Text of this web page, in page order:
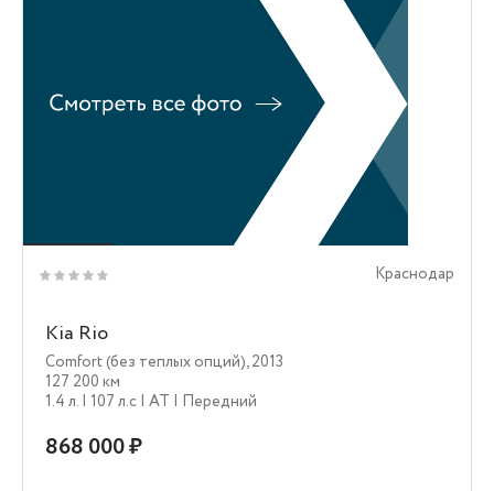
Краснодар
Kia Rio
Comfort (без теплых опций),2013
127 200 км
1.4 л. | 107 л.c | AT | Передний
868 000 ₽